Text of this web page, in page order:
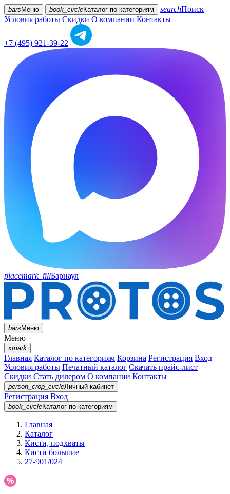
bars Меню book_circleКаталог по категориям searchПоиск
Условия работы Скидки О компании Контакты
+7 (495) 921-39-22
placemark_fillБарнаул
barsМеню
Меню
xmark
Главная Каталог по категориям Корзина Регистрация Вход
Условия работы Печатный каталог Скачать прайс-лист
Скидки Стать дилером О компании Контакты
person_crop_circleЛичный кабинет
Регистрация Вход
book_circleКаталог по категориям
Главная
Каталог
Кисти, подхваты
Кисти большие
27-901/024